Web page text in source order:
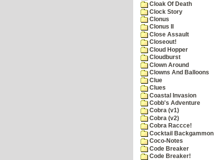
Cloak Of Death
Clock Story
Clonus
Clonus II
Close Assault
Closeout!
Cloud Hopper
Cloudburst
Clown Around
Clowns And Balloons
Clue
Clues
Coastal Invasion
Cobb's Adventure
Cobra (v1)
Cobra (v2)
Cobra Raccce!
Cocktail Backgammon
Coco-Notes
Code Breaker
Code Breaker!